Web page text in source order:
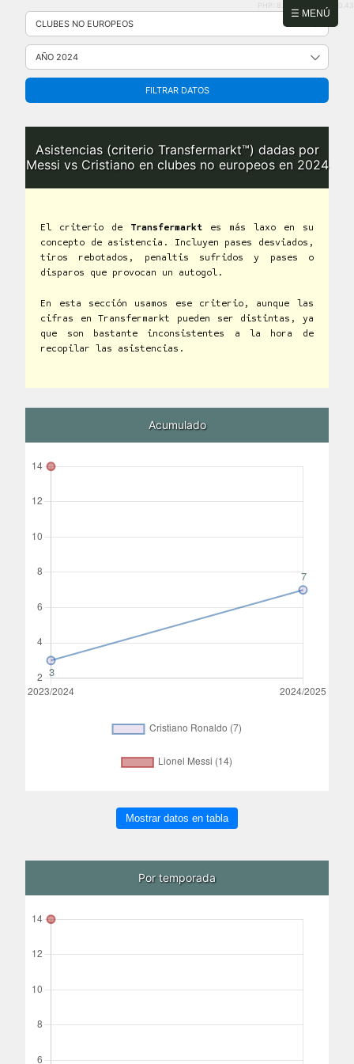
☰ MENÚ
Saltar
contenido
PHP: 8.2.31 | MySQL: 8.0.43
FILTRAR DATOS
Asistencias (criterio Transfermarkt™) dadas por
Messi vs Cristiano en clubes no europeos en 2024
El criterio de Transfermarkt es más laxo en su
concepto de asistencia. Incluyen pases desviados,
tiros rebotados, penaltis sufridos y pases o
disparos que provocan un autogol.
En esta sección usamos ese criterio, aunque las
cifras en Transfermarkt pueden ser distintas, ya
que son bastante inconsistentes a la hora de
recopilar las asistencias.
Acumulado
Mostrar datos en tabla
Por temporada